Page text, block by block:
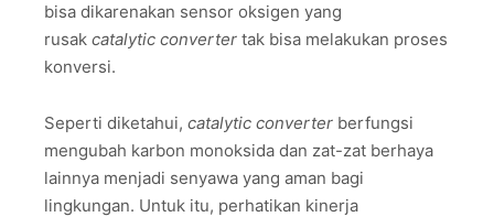
bisa dikarenakan sensor oksigen yang
rusak catalytic converter tak bisa melakukan proses
konversi.
Seperti diketahui, catalytic converter berfungsi
mengubah karbon monoksida dan zat-zat berhaya
lainnya menjadi senyawa yang aman bagi
lingkungan. Untuk itu, perhatikan kinerja